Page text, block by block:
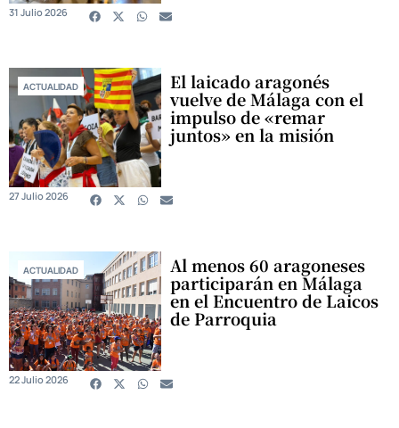
31 Julio 2026
ACTUALIDAD El laicado aragonés
vuelve de Málaga con el
impulso de «remar
juntos» en la misión
27 Julio 2026
ACTUALIDAD Al menos 60 aragoneses
participarán en Málaga
en el Encuentro de Laicos
de Parroquia
22 Julio 2026